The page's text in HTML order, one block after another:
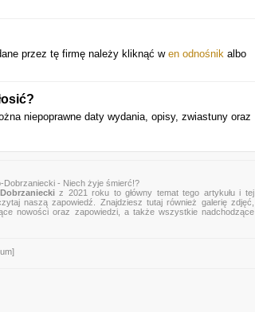
przez tę firmę należy kliknąć w en odnośnik albo
niepoprawne daty wydania, opisy, zwiastuny oraz
Dobrzaniecki - Niech żyje śmierć!?
z 2021 roku to główny temat tego artykułu i tej
naszą zapowiedź. Znajdziesz tutaj również galerię zdjęć,
nowości oraz zapowiedzi, a także wszystkie nadchodzące